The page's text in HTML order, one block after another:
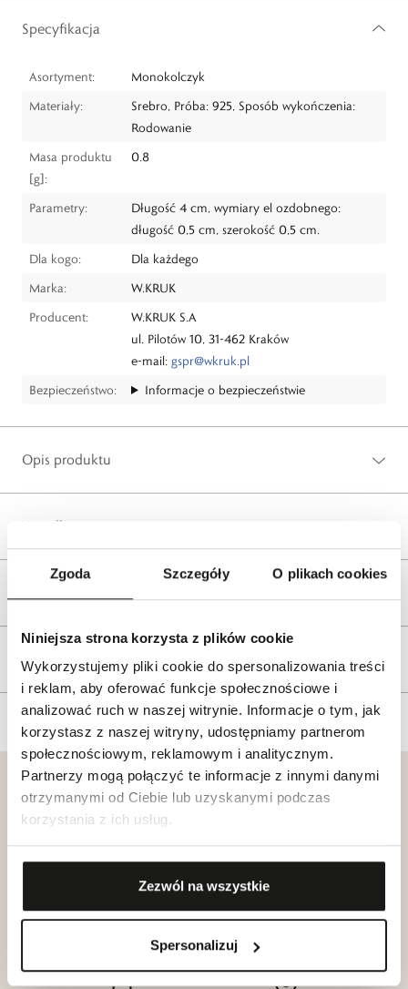
Zgoda Szczegóły O plikach cookies
Niniejsza strona korzysta z plików cookie
Wykorzystujemy pliki cookie do spersonalizowania treści
i reklam, aby oferować funkcje społecznościowe i
analizować ruch w naszej witrynie. Informacje o tym, jak
korzystasz z naszej witryny, udostępniamy partnerom
społecznościowym, reklamowym i analitycznym.
Partnerzy mogą połączyć te informacje z innymi danymi
otrzymanymi od Ciebie lub uzyskanymi podczas
korzystania z ich usług.
Zezwól na wszystkie
Spersonalizuj
Specyfikacja
Asortyment:
Monokolczyk
Materiały:
Srebro, Próba: 925, Sposób wykończenia:
Rodowanie
Masa produktu
[g]:
0.8
Parametry:
Długość 4 cm, wymiary el ozdobnego:
długość 0,5 cm, szerokość 0,5 cm.
Dla kogo:
Dla każdego
Marka:
W.KRUK
Producent:
W.KRUK S.A
ul. Pilotów 10, 31-462 Kraków
e-mail: gspr@wkruk.pl
Bezpieczeństwo:
Informacje o bezpieczeństwie
Opis produktu
Wysyłka
Tagi
Klub dla
Przyjaciół
Katalogi
W.KRUK
Zobacz